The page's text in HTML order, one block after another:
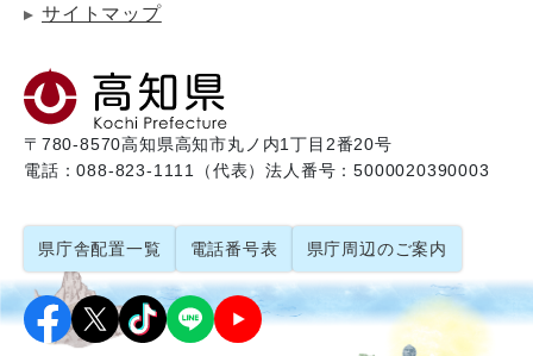
サイトマップ
〒780-8570高知県高知市丸ノ内1丁目2番20号
電話：088-823-1111（代表）法人番号：5000020390003
県庁舎配置一覧 電話番号表 県庁周辺のご案内